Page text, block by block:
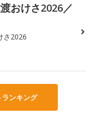
おけさ2026／
さ2026
ンキング